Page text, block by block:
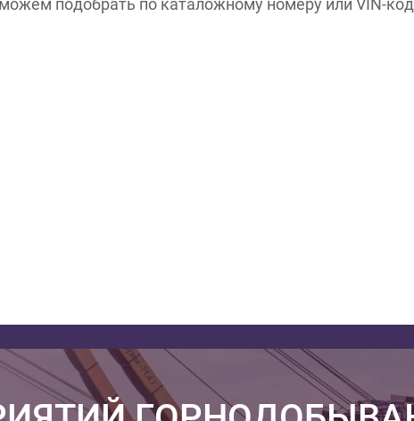
подобрать по каталожному номеру или VIN-